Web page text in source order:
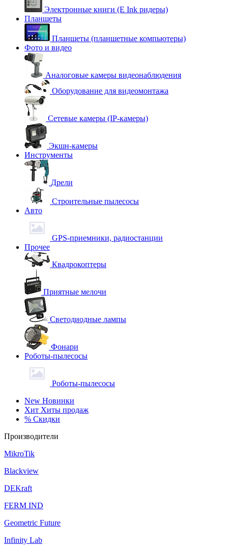
Электронные книги (E Ink ридеры)
Планшеты
Планшеты (планшетные компьютеры)
Фото и видео
Аналоговые камеры видеонаблюдения
Оборудование для видеомонтажа
Сетевые камеры (IP-камеры)
Экшн-камеры
Инструменты
Дрели
Строительные пылесосы
Авто
GPS-приемники, радиостанции
Прочее
Квадрокоптеры
Приятные мелочи
Светодиодные лампы
Фонари
Роботы-пылесосы
Роботы-пылесосы
New Новинки
Хит Хиты продаж
% Скидки
Производители
MikroTik
Blackview
DEKraft
FERM IND
Geometric Future
Infinity Lab